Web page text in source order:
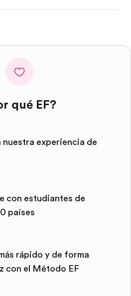
qué EF?
nuestra experiencia de
con estudiantes de
países
rápido y de forma
con el Método EF